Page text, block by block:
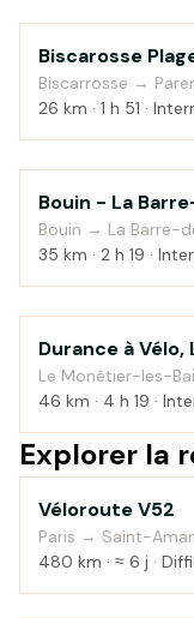
Bord de mer
Biscarosse
Biscarrosse →
26 km · 1 h 51 ·
Bord de mer
Bouin - La
Bouin → La Barre-
35 km · 2 h 19 ·
Montagne
Durance à
Sisteron —
Le Monêtier-les-
46 km · 4 h 19 ·
Explorer la
Campagne
Véloroute V52
Paris → Saint-
480 km · ≈ 6 j ·